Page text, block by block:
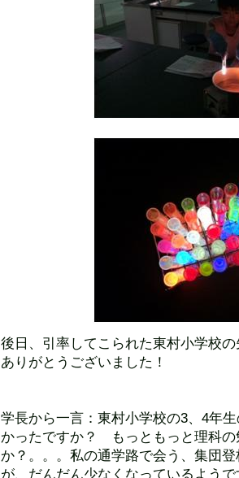
後日、引率してこられた東村小学校
ありがとうございました！
学長から一言：東村小学校の3、4年
かったですか？ もっともっと理科の
か？。。。私の通学路で会う、集団
が、だんだん少なくなっているよう